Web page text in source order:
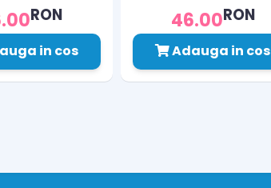
RON
in cos
46.00RON
Adauga in cos